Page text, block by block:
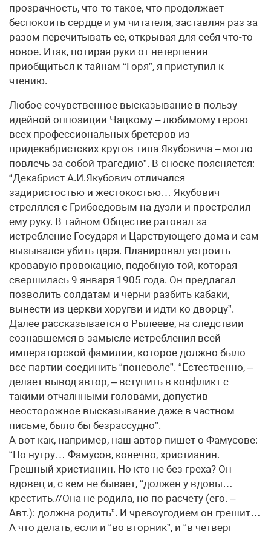
прозрачность, что-то такое, что продолжает
беспокоить сердце и ум читателя, заставляя раз за
разом перечитывать ее, открывая для себя что-то
новое. Итак, потирая руки от нетерпения
приобщиться к тайнам “Горя”, я приступил к
чтению.
Любое сочувственное высказывание в пользу
идейной оппозиции Чацкому – любимому герою
всех профессиональных бретеров из
придекабристских кругов типа Якубовича – могло
повлечь за собой трагедию”. В сноске поясняется:
“Декабрист А.И.Якубович отличался
задиристостью и жестокостью… Якубович
стрелялся с Грибоедовым на дуэли и прострелил
ему руку. В тайном Обществе ратовал за
истребление Государя и Царствующего дома и сам
вызывался убить царя. Планировал устроить
кровавую провокацию, подобную той, которая
свершилась 9 января 1905 года. Он предлагал
позволить солдатам и черни разбить кабаки,
вынести из церкви хоругви и идти ко дворцу”.
Далее рассказывается о Рылееве, на следствии
сознавшемся в замысле истребления всей
императорской фамилии, которое должно было
все партии соединить “поневоле”. “Естественно, –
делает вывод автор, – вступить в конфликт с
такими отчаянными головами, допустив
неосторожное высказывание даже в частном
письме, было бы безрассудно”.
А вот как, например, наш автор пишет о Фамусове:
“По нутру… Фамусов, конечно, христианин.
Грешный христианин. Но кто не без греха? Он
вдовец и, с кем не бывает, “должен у вдовы…
крестить.//Она не родила, но по расчету (его. –
Авт.): должна родить”. И чревоугодием он грешит…
А что делать, если и “во вторник”, и “в четверг